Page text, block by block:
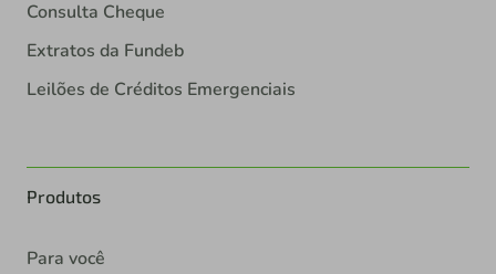
Consulta Cheque
Extratos da Fundeb
Leilões de Créditos Emergenciais
Produtos
Para você